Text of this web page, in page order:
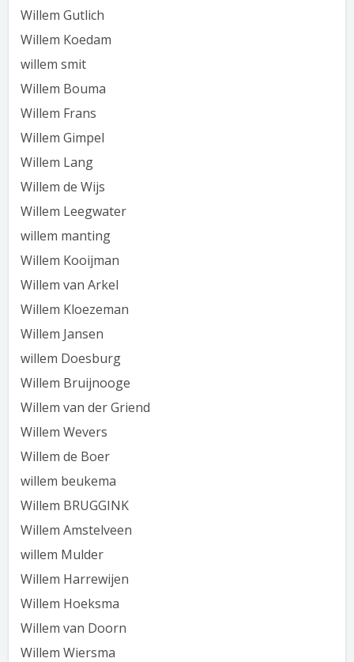
Willem Gutlich
Willem Koedam
willem smit
Willem Bouma
Willem Frans
Willem Gimpel
Willem Lang
Willem de Wijs
Willem Leegwater
willem manting
Willem Kooijman
Willem van Arkel
Willem Kloezeman
Willem Jansen
willem Doesburg
Willem Bruijnooge
Willem van der Griend
Willem Wevers
Willem de Boer
willem beukema
Willem BRUGGINK
Willem Amstelveen
willem Mulder
Willem Harrewijen
Willem Hoeksma
Willem van Doorn
Willem Wiersma